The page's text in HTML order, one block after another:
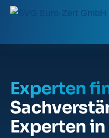
Experten
Experten in